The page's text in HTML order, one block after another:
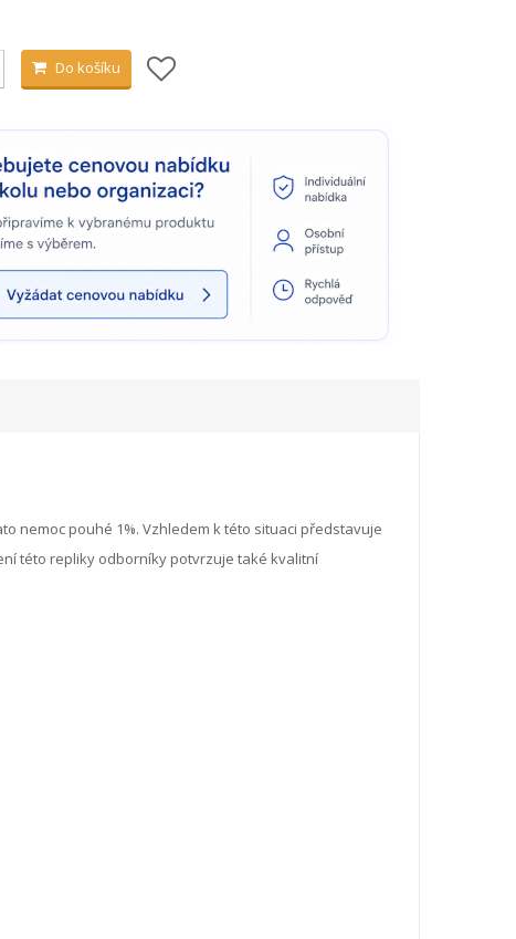
Do košíku
nemoc pouhé 1%. Vzhledem k této situaci představuje
této repliky odborníky potvrzuje také kvalitní